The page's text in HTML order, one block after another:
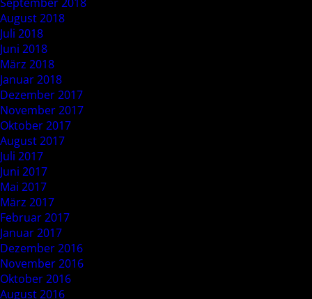
August 2018
Juli 2018
Juni 2018
März 2018
Januar 2018
Dezember 2017
November 2017
Oktober 2017
August 2017
Juli 2017
Juni 2017
Mai 2017
März 2017
Februar 2017
Januar 2017
Dezember 2016
November 2016
Oktober 2016
August 2016